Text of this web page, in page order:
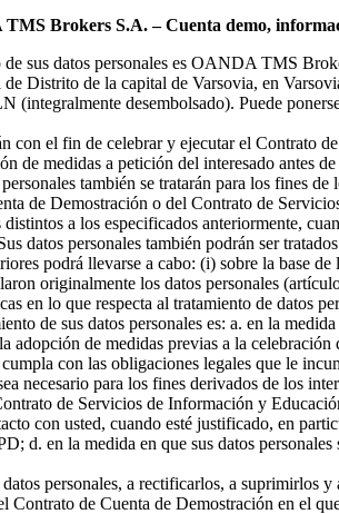
Brokers S.A. – Cuenta demo,
de sus datos personales es OANDA TMS
Distrito de la capital de Varsovia, en
(integralmente desembolsado). Puede
con el fin de celebrar y ejecutar el
de medidas a petición del interesado antes
también se tratarán para los fines
de Demostración o del Contrato de
distintos a los especificados anteriormente,
datos personales también podrán ser
podrá llevarse a cabo: (i) sobre la base
originalmente los datos personales
en lo que respecta al tratamiento de datos
de sus datos personales es: a. en la
adopción de medidas previas a la
con las obligaciones legales que le
necesario para los fines derivados de los
de Servicios de Información y
con usted, cuando esté justificado, en
d. en la medida en que sus datos
datos personales, a rectificarlos, a
de Cuenta de Demostración en el